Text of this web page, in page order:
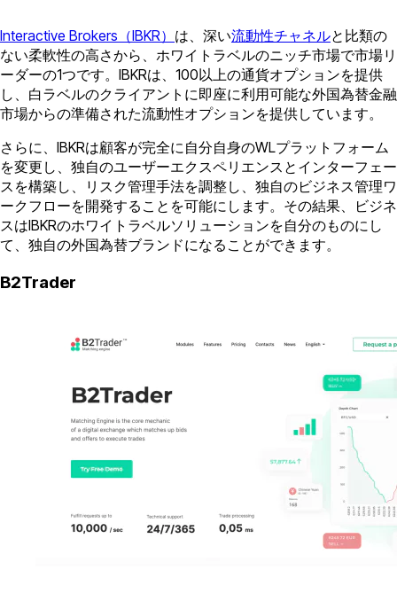
Interactive Brokers（IBKR） は、深い流動性チャネルと比類の
ない柔軟性の高さから、ホワイトラベルのニッチ市場で市場リ
ーダーの1つです。IBKRは、100以上の通貨オプションを提供
し、白ラベルのクライアントに即座に利用可能な外国為替金融
市場からの準備された流動性オプションを提供しています。
さらに、IBKRは顧客が完全に自分自身のWLプラットフォーム
を変更し、独自のユーザーエクスペリエンスとインターフェー
スを構築し、リスク管理手法を調整し、独自のビジネス管理ワ
ークフローを開発することを可能にします。その結果、ビジネ
スはIBKRのホワイトラベルソリューションを自分のものにし
て、独自の外国為替ブランドになることができます。
B2Trader